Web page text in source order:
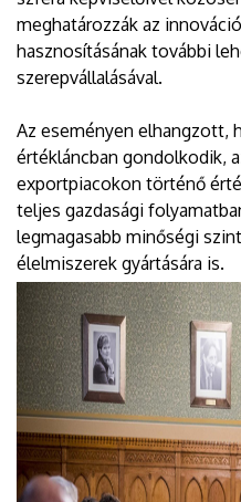
meghatározzák az
hasznosításának további
szerepvállalásával.
Az eseményen elhangzott,
értékláncban gondolkodik,
exportpiacokon történő
teljes gazdasági
legmagasabb minőségi
élelmiszerek gyártására is.